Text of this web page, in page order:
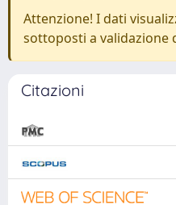
Attenzione! I dati
sottoposti a validazione
Citazioni